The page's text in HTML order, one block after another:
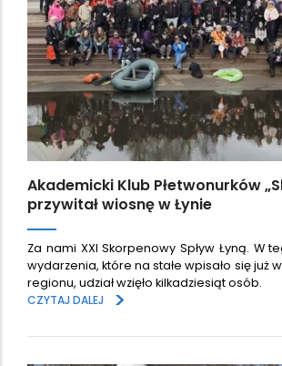
Akademicki Klub Płetwonurków
przywitał wiosnę w Łynie
Za nami XXI Skorpenowy Spływ Łyną. W
wydarzenia, które na stałe wpisało się już
regionu, udział wzięło kilkadziesiąt osób.
CZYTAJ DALEJ
>